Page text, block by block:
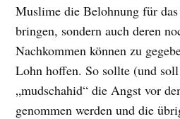
Muslime die Belohnung für
bringen, sondern auch deren
Nachkommen können zu
Lohn hoffen. So sollte (und
„mudschahid“ die Angst vor
genommen werden und die